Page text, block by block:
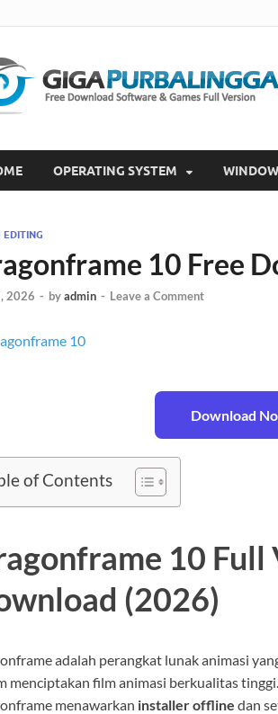
OPERATING SYSTEM
EDITING
10 Free
2026 - byadmin - Leave a Comment
Download
of Contents
10 Full
(2026)
adalah perangkat lunak animasi
menciptakan film animasi berkualitas
menawarkan installer offline dan